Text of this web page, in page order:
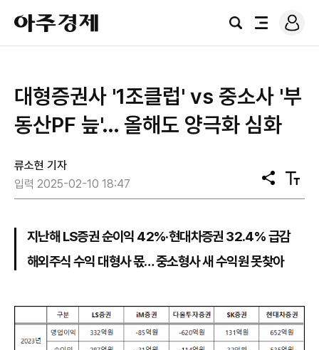
아
주
경
검
전
로
그
대형증권사 '1조클럽' vs 중소사 '부
동산PF 늪'… 올해도 양극화 심화
류소현 기자
입력 2025-02-10 18:47
공
유
텍
스
지난해 LS증권 순이익 42%·현대차증권 32.4% 급감
해외주식 수익 대형사 몫… 중소형사 새 수익원 못찾아